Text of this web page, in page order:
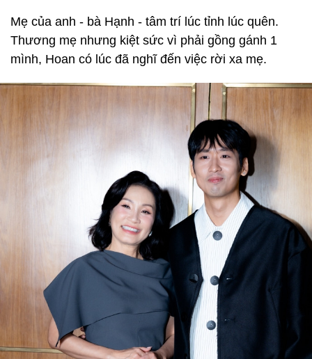
Mẹ của anh - bà Hạnh - tâm trí lúc tỉnh lúc quên.
Thương mẹ nhưng kiệt sức vì phải gồng gánh 1
mình, Hoan có lúc đã nghĩ đến việc rời xa mẹ.